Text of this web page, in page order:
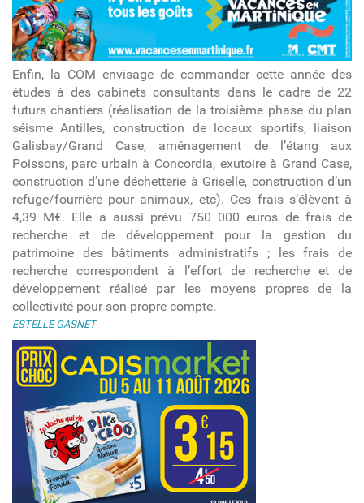
Enfin, la COM envisage de commander cette année des
études à des cabinets consultants dans le cadre de 22
futurs chantiers (réalisation de la troisième phase du plan
séisme Antilles, construction de locaux sportifs, liaison
Galisbay/Grand Case, aménagement de l’étang aux
Poissons, parc urbain à Concordia, exutoire à Grand Case,
construction d’une déchetterie à Griselle, construction d’un
refuge/fourrière pour animaux, etc). Ces frais s’élèvent à
4,39 M€. Elle a aussi prévu 750 000 euros de frais de
recherche et de développement pour la gestion du
patrimoine des bâtiments administratifs ; les frais de
recherche correspondent à l’effort de recherche et de
développement réalisé par les moyens propres de la
collectivité pour son propre compte.
ESTELLE GASNET